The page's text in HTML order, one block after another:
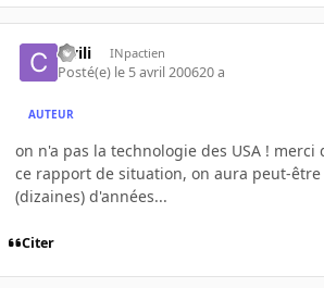
civili INpactien
Posté(e) le 5 avril 200620 a
AUTEUR
on n'a pas la technologie des USA !
ce rapport de situation, on aura peut-
(dizaines) d'années...
Citer